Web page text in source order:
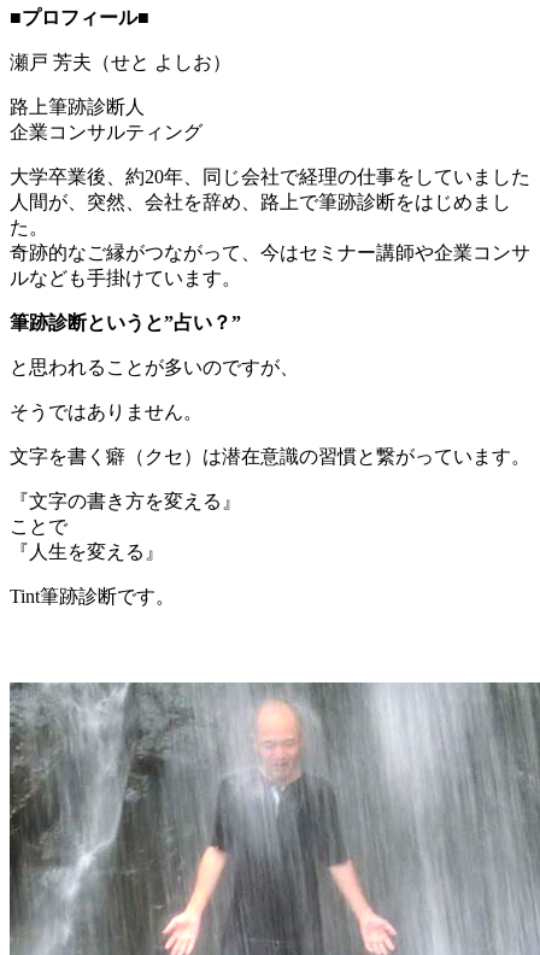
■プロフィール■
瀬戸 芳夫（せと よしお）
路上筆跡診断人
企業コンサルティング
大学卒業後、約20年、同じ会社で経理の仕事をしていました
人間が、突然、会社を辞め、路上で筆跡診断をはじめまし
た。
奇跡的なご縁がつながって、今はセミナー講師や企業コンサ
ルなども手掛けています。
筆跡診断というと”占い？”
と思われることが多いのですが、
そうではありません。
文字を書く癖（クセ）は潜在意識の習慣と繋がっています。
『文字の書き方を変える』
ことで
『人生を変える』
Tint筆跡診断です。